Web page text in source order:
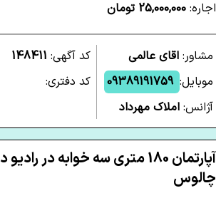
اجاره: 25,000,000 تومان
مشاور: اقای عالمی
موبایل: 09389191759
آژانس: املاک مهرداد
کد آگهی: 148411
کد دفتری:
آپارتمان 180 متری سه خوابه در رادیو
چالوس